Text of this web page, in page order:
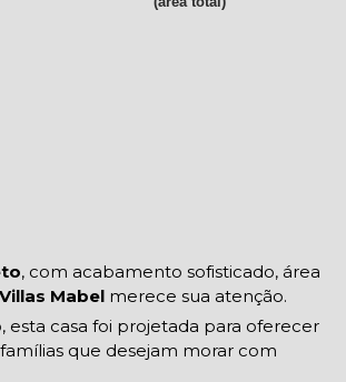
, com acabamento sofisticado, área
Villas Mabel merece sua atenção.
esta casa foi projetada para oferecer
que desejam morar com